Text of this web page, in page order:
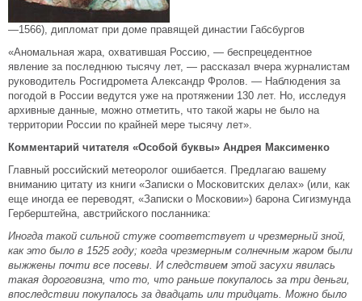
—1566), дипломат при доме правящей династии Габсбургов
«Аномальная жара, охватившая Россию, — беспрецедентное
явление за последнюю тысячу лет, — рассказал вчера журналистам
руководитель Росгидромета Александр Фролов. — Наблюдения за
погодой в России ведутся уже на протяжении 130 лет. Но, исследуя
архивные данные, можно отметить, что такой жары не было на
территории России по крайней мере тысячу лет».
Комментарий читателя «Особой буквы» Андрея Максименко
Главный российский метеоролог ошибается. Предлагаю вашему
вниманию цитату из книги «Записки о Московитских делах» (или, как
еще иногда ее переводят, «Записки о Московии») барона Сигизмунда
Герберштейна, австрийского посланника:
Иногда такой сильной стуже соответствует и чрезмерный зной,
как это было в 1525 году; когда чрезмерным солнечным жаром были
выжжены почти все посевы. И следствием этой засухи явилась
такая дороговизна, что то, что раньше покупалось за три деньги,
впоследствии покупалось за двадцать или тридцать. Можно было